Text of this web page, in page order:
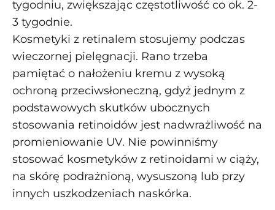
tygodniu, zwiększając częstotliwość co ok. 2-
3 tygodnie.
Kosmetyki z retinalem stosujemy podczas
wieczornej pielęgnacji. Rano trzeba
pamiętać o nałożeniu kremu z wysoką
ochroną przeciwsłoneczną, gdyż jednym z
podstawowych skutków ubocznych
stosowania retinoidów jest nadwrażliwość na
promieniowanie UV. Nie powinniśmy
stosować kosmetyków z retinoidami w ciąży,
na skórę podrażnioną, wysuszoną lub przy
innych uszkodzeniach naskórka.